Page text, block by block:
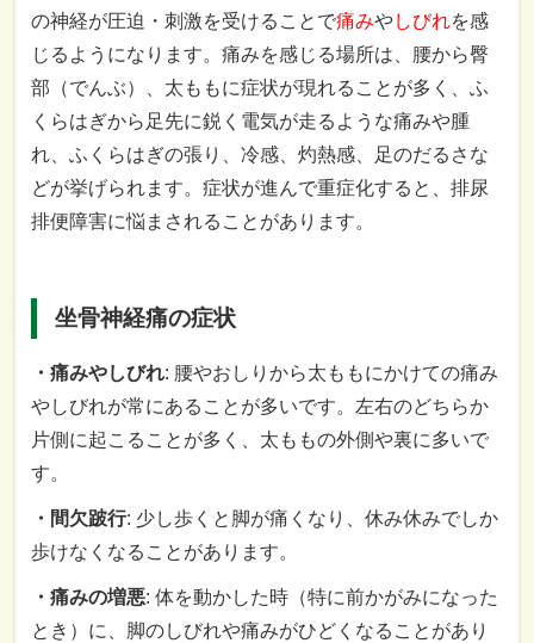
の神経が圧迫・刺激を受けることで痛みやしびれを感
じるようになります。痛みを感じる場所は、腰から臀
部（でんぶ）、太ももに症状が現れることが多く、ふ
くらはぎから足先に鋭く電気が走るような痛みや腫
れ、ふくらはぎの張り、冷感、灼熱感、足のだるさな
どが挙げられます。症状が進んで重症化すると、排尿
排便障害に悩まされることがあります。
坐骨神経痛の症状
・痛みやしびれ: 腰やおしりから太ももにかけての痛み
やしびれが常にあることが多いです。左右のどちらか
片側に起こることが多く、太ももの外側や裏に多いで
す。
・間欠跛行: 少し歩くと脚が痛くなり、休み休みでしか
歩けなくなることがあります。
・痛みの増悪: 体を動かした時（特に前かがみになった
とき）に、脚のしびれや痛みがひどくなることがあり